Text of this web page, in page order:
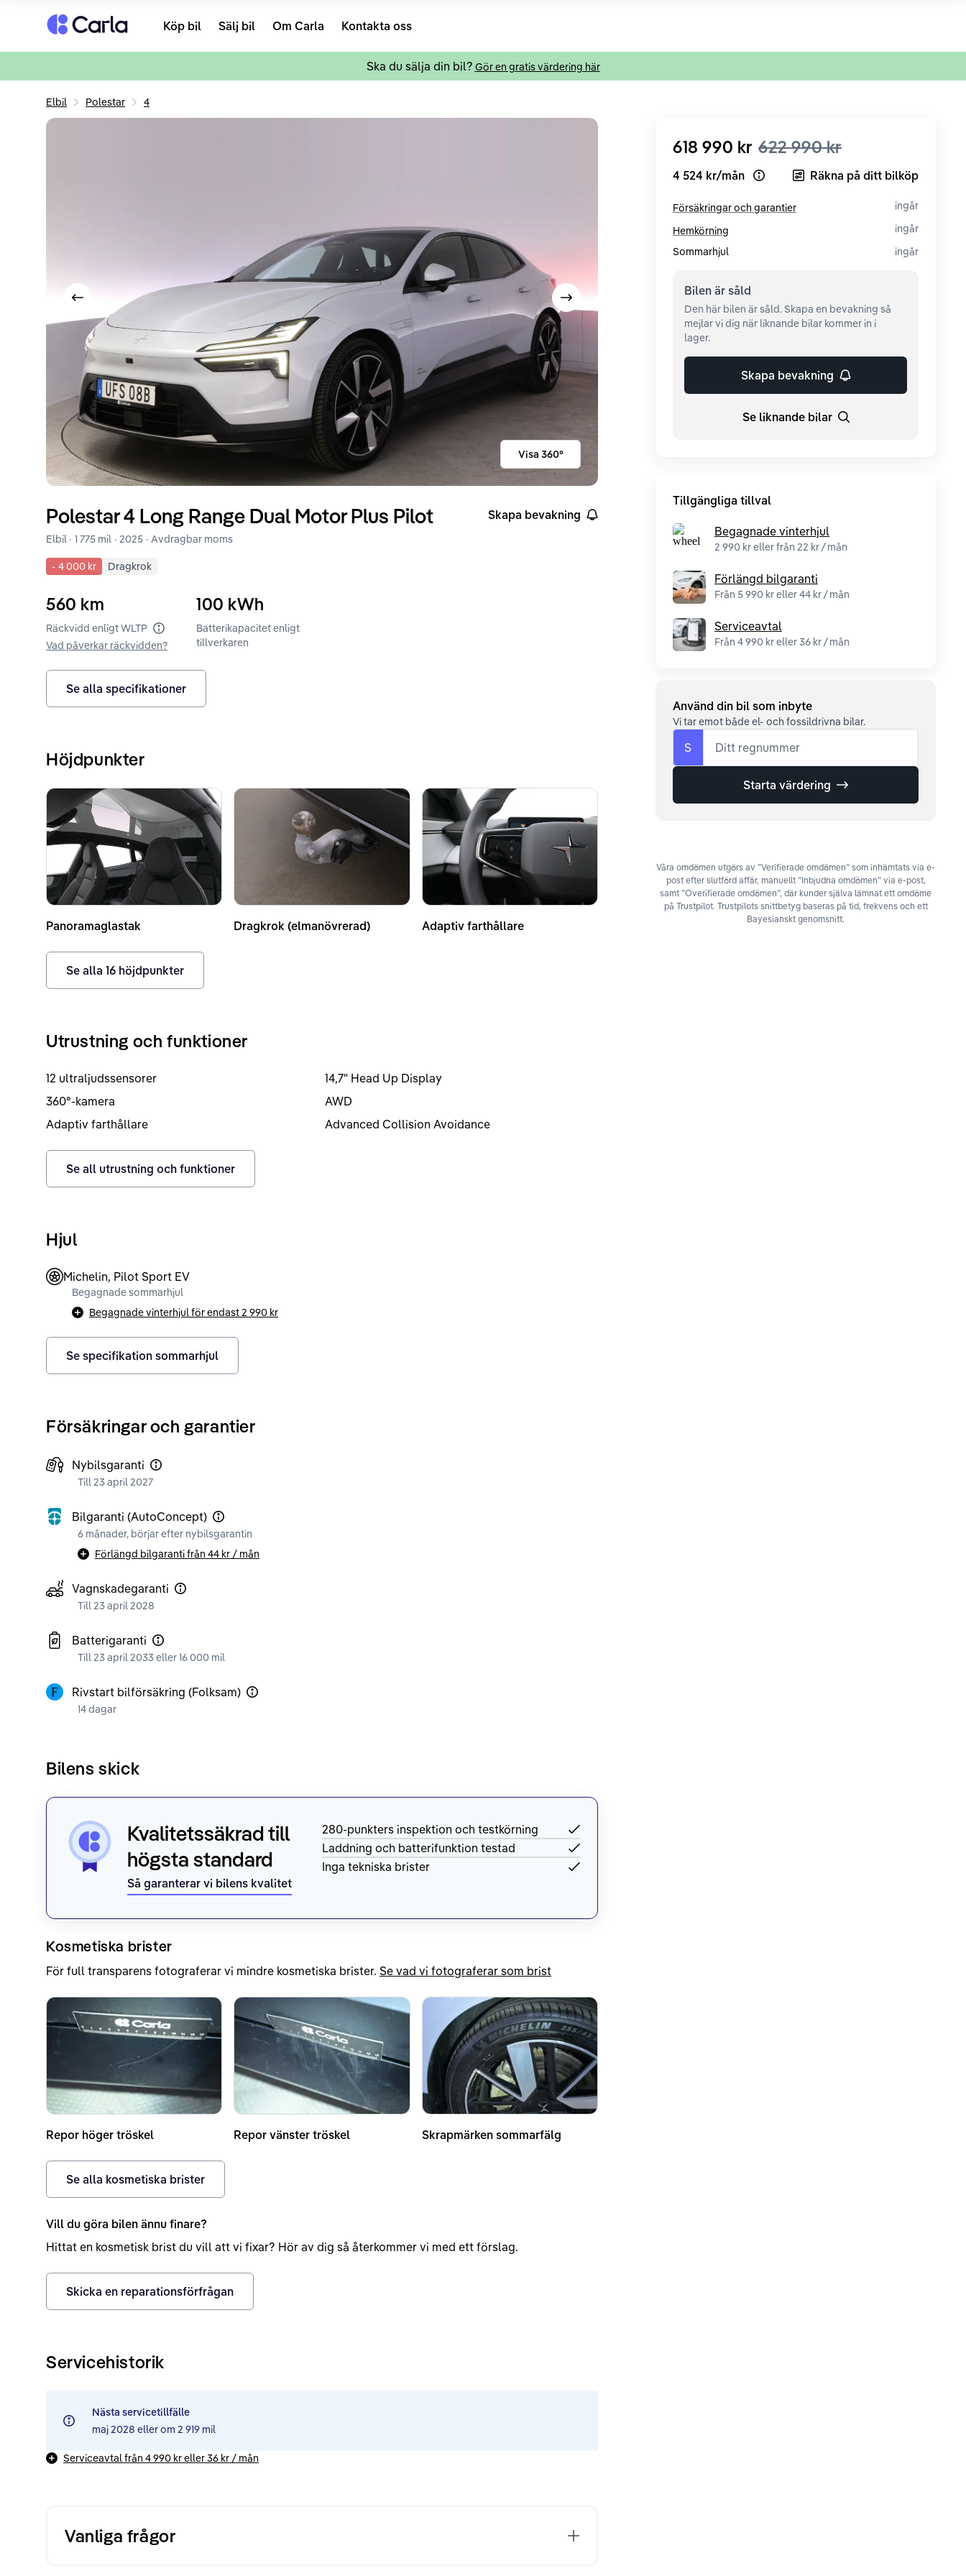
Tillbaka till startsidan Köp bil Sälj bil Om Carla Kontakta oss
Ska du sälja din bil? Gör en gratis värdering här
Elbil Polestar 4
Visa föregående bild Visa nästa bild
Visa 360°
Polestar4 Long Range Dual Motor Plus Pilot Skapa bevakning
Elbil · 1 775 mil · 2025 · Avdragbar moms
- 4 000 kr Dragkrok
560 km
Räckvidd enligt WLTP
Vad påverkar räckvidden?
100 kWh
Batterikapacitet enligt
tillverkaren
Se alla specifikationer
Höjdpunkter
Panoramaglastak Dragkrok (elmanövrerad) Adaptiv farthållare
Se alla 16 höjdpunkter
Utrustning och funktioner
12 ultraljudssensorer
14,7" Head Up Display
360°-kamera
AWD
Adaptiv farthållare
Advanced Collision Avoidance
Se all utrustning och funktioner
Hjul
Michelin, Pilot Sport EV
Begagnade sommarhjul
Begagnade vinterhjul för endast2 990 kr
Se specifikation sommarhjul
Försäkringar och garantier
Nybilsgaranti
Till 23 april 2027
Bilgaranti (AutoConcept)
6 månader, börjar efter nybilsgarantin
Förlängd bilgaranti från 44 kr / mån
Vagnskadegaranti
Till 23 april 2028
Batterigaranti
Till 23 april 2033 eller 16 000 mil
Rivstart bilförsäkring (Folksam)
14 dagar
Bilens skick
Kvalitetssäkrad till
högsta standard
Så garanterar vi bilens kvalitet
280-punkters inspektion och testkörning
Laddning och batterifunktion testad
Inga tekniska brister
Kosmetiska brister
För full transparens fotograferar vi mindre kosmetiska brister. Se vad vi fotograferar som brist
Repor höger tröskel Repor vänster tröskel Skrapmärken sommarfälg
Se alla kosmetiska brister
Vill du göra bilen ännu finare?
Hittat en kosmetisk brist du vill att vi fixar? Hör av dig så återkommer vi med ett förslag.
Skicka en reparationsförfrågan
Servicehistorik
Nästa servicetillfälle
maj 2028 eller om 2 919 mil
Serviceavtal från 4 990 kreller36 kr / mån
Vanliga frågor
618 990 kr 622 990 kr
4 524 kr/mån Open loan exampleRäkna på ditt bilköp
Försäkringar och garantier
ingår
Hemkörning
ingår
Sommarhjul
ingår
Bilen är såld
Den här bilen är såld. Skapa en bevakning så
mejlar vi dig när liknande bilar kommer in i
lager.
Skapa bevakning
Se liknande bilar
Tillgängliga tillval
Begagnade vinterhjul
2 990 kr eller från 22 kr / mån
Förlängd bilgaranti
Från 5 990 kr eller 44 kr / mån
Serviceavtal
Från 4 990 kr eller 36 kr / mån
Använd din bil som inbyte
Vi tar emot både el- och fossildrivna bilar.
S Ditt regnummer
Starta värdering
Våra omdömen utgörs av ”Verifierade omdömen” som inhämtats via e-
post efter slutförd affär, manuellt ”Inbjudna omdömen” via e-post,
samt ”Overifierade omdömen”, där kunder själva lämnat ett omdöme
på Trustpilot. Trustpilots snittbetyg baseras på tid, frekvens och ett
Bayesianskt genomsnitt.